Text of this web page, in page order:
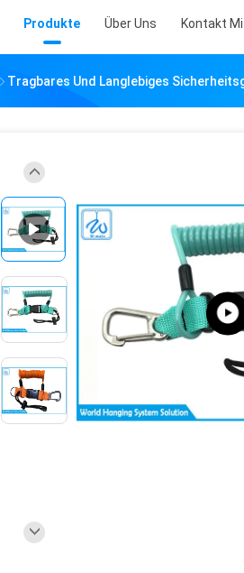
Produkte Über Uns Kontakt
Tragbares Und Langlebiges